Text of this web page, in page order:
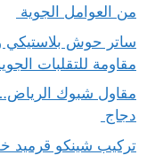
من العوامل الجوية
ساتر حوش بلاستيكي
مقاومة للتقلبات
مقاول شبوك
دجاج
تركيب شينكو قرميد